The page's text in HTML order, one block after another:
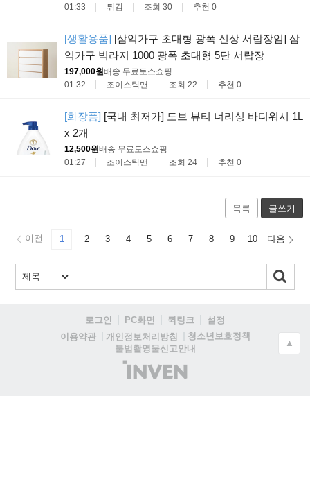
01:33
튀김 조회 30 추천 0
[생활용품] [삼익가구 초대형 광폭 신상 서랍장임] 삼
익가구 빅라지 1000 광폭 초대형 5단 서랍장
197,000원배송 무료토스쇼핑
01:32
조이스틱맨 조회 22 추천 0
[화장품] [국내 최저가] 도브 뷰티 너리싱 바디워시 1L
x 2개
12,500원배송 무료토스쇼핑
01:27
조이스틱맨 조회 24 추천 0
목록 글쓰기
이전 1 2 3 4 5 6 7 8 9 10 다음
로그인 PC화면 퀵링크
설정
이용약관
개인정보처리방침
청소년보호정책
불법촬영물신고안내
(주)
인
▲